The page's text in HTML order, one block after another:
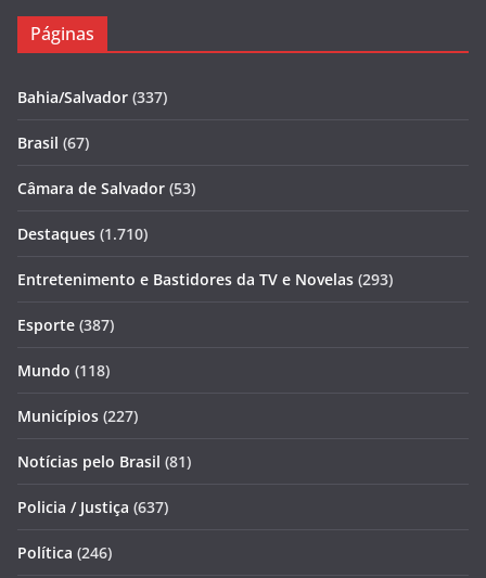
Páginas
Bahia/Salvador (337)
Brasil (67)
Câmara de Salvador (53)
Destaques (1.710)
Entretenimento e Bastidores da TV e Novelas (293)
Esporte (387)
Mundo (118)
Municípios (227)
Notícias pelo Brasil (81)
Policia / Justiça (637)
Política (246)